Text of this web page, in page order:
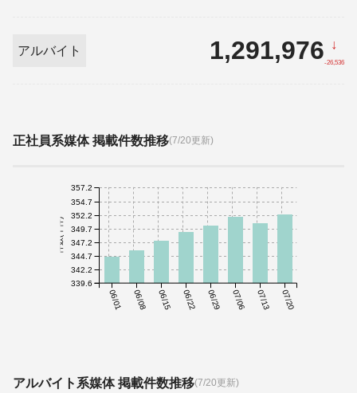
アルバイト 1,291,976 ↓
-26,536
正社員系媒体 掲載件数推移(7/20更新)
06/01 06/08 06/15 06/22 06/29 07/06 07/13 07/20
件数(千件)
339.6
342.2
344.7
347.2
349.7
352.2
354.7
357.2
アルバイト系媒体 掲載件数推移(7/20更新)